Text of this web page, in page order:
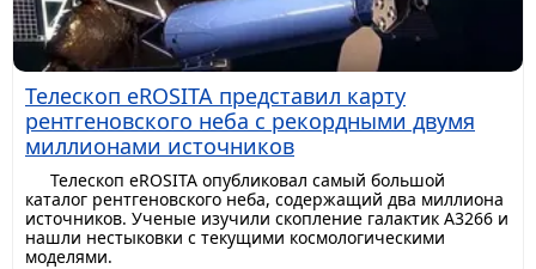
Телескоп eROSITA представил карту
рентгеновского неба с рекордными двумя
миллионами источников
Телескоп eROSITA опубликовал самый большой
каталог рентгеновского неба, содержащий два миллиона
источников. Ученые изучили скопление галактик A3266 и
нашли нестыковки с текущими космологическими
моделями.